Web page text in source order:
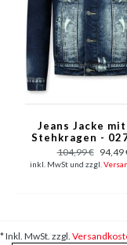
Jeans Jacke
Stehkragen -
- Blau
104,99 € 94,49
inkl. MwSt und zzgl.
* Inkl. MwSt. zzgl.